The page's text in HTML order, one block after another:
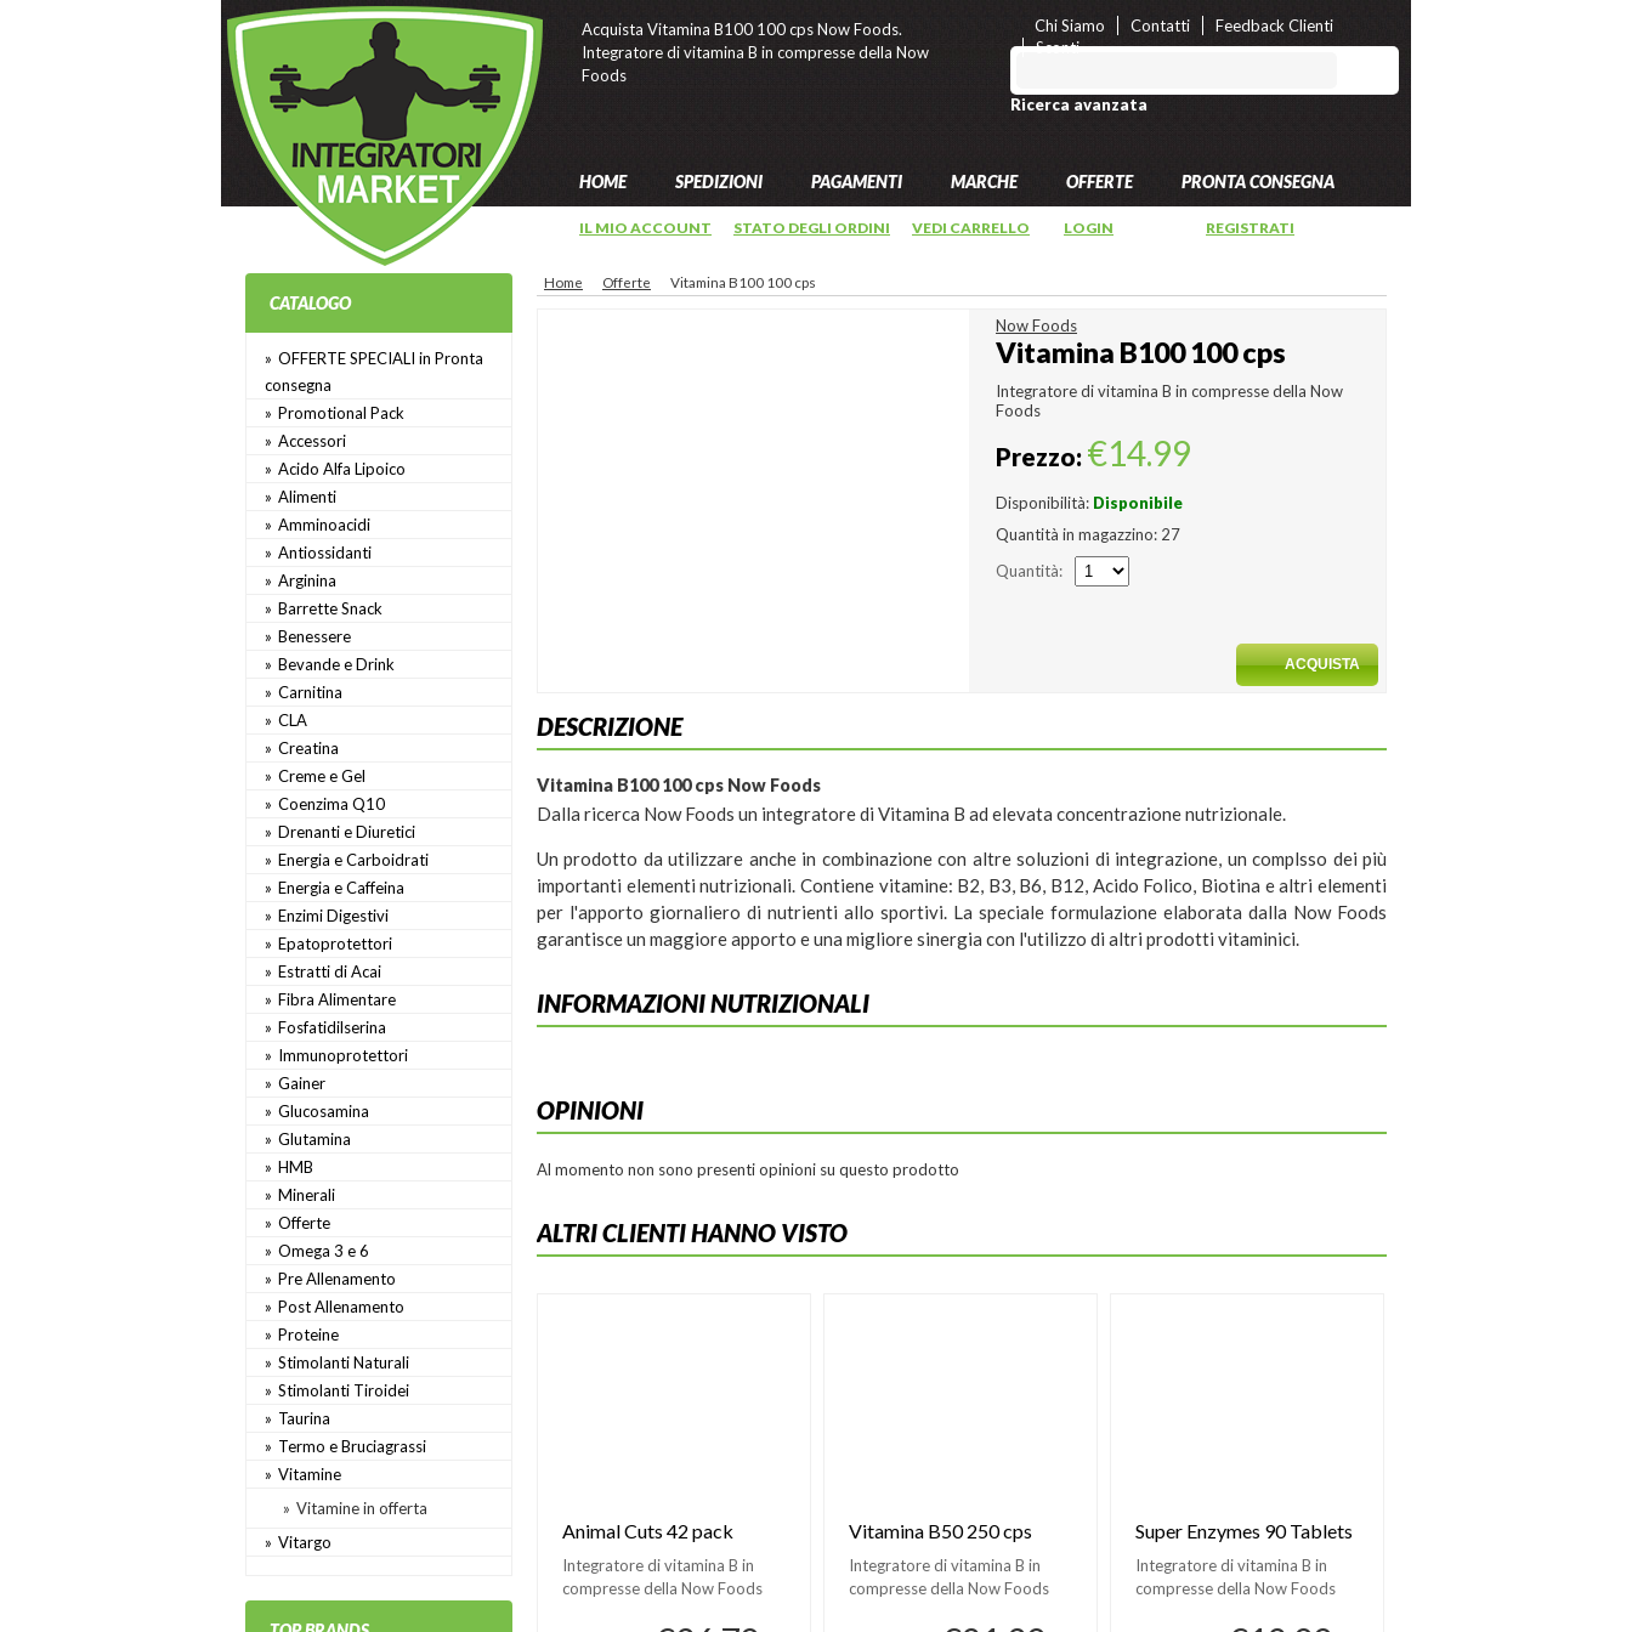
Acquista Vitamina B100 100 cps Now Foods.
Integratore di vitamina B in compresse della Now
Foods
Chi Siamo Contatti
Feedback Clienti
Sconti
Ricerca avanzata
HOME SPEDIZIONI PAGAMENTI MARCHE OFFERTE PRONTA CONSEGNA
IL MIO ACCOUNT STATO DEGLI ORDINI VEDI CARRELLO LOGIN REGISTRATI
CATALOGO
OFFERTE SPECIALI in Pronta
consegna
Promotional Pack
Accessori
Acido Alfa Lipoico
Alimenti
Amminoacidi
Antiossidanti
Arginina
Barrette Snack
Benessere
Bevande e Drink
Carnitina
CLA
Creatina
Creme e Gel
Coenzima Q10
Drenanti e Diuretici
Energia e Carboidrati
Energia e Caffeina
Enzimi Digestivi
Epatoprotettori
Estratti di Acai
Fibra Alimentare
Fosfatidilserina
Immunoprotettori
Gainer
Glucosamina
Glutamina
HMB
Minerali
Offerte
Omega 3 e 6
Pre Allenamento
Post Allenamento
Proteine
Stimolanti Naturali
Stimolanti Tiroidei
Taurina
Termo e Bruciagrassi
Vitamine
Vitamine in offerta
Vitargo
Home Offerte Vitamina B100 100 cps
Now Foods
Vitamina B100 100 cps
Integratore di vitamina B in compresse della Now
Foods
Prezzo: €14.99
Disponibilità: Disponibile
Quantità in magazzino: 27
Quantità:
DESCRIZIONE
Vitamina B100 100 cps Now Foods
Dalla ricerca Now Foods un integratore di Vitamina B ad elevata concentrazione nutrizionale.
Un prodotto da utilizzare anche in combinazione con altre soluzioni di integrazione, un complsso dei più
importanti elementi nutrizionali. Contiene vitamine: B2, B3, B6, B12, Acido Folico, Biotina e altri elementi
per l'apporto giornaliero di nutrienti allo sportivi. La speciale formulazione elaborata dalla Now Foods
garantisce un maggiore apporto e una migliore sinergia con l'utilizzo di altri prodotti vitaminici.
INFORMAZIONI NUTRIZIONALI
OPINIONI
Al momento non sono presenti opinioni su questo prodotto
ALTRI CLIENTI HANNO VISTO
Animal Cuts 42 pack
Integratore di vitamina B in
compresse della Now Foods
Vitamina B50 250 cps
Integratore di vitamina B in
compresse della Now Foods
Super Enzymes 90 Tablets
Integratore di vitamina B in
compresse della Now Foods